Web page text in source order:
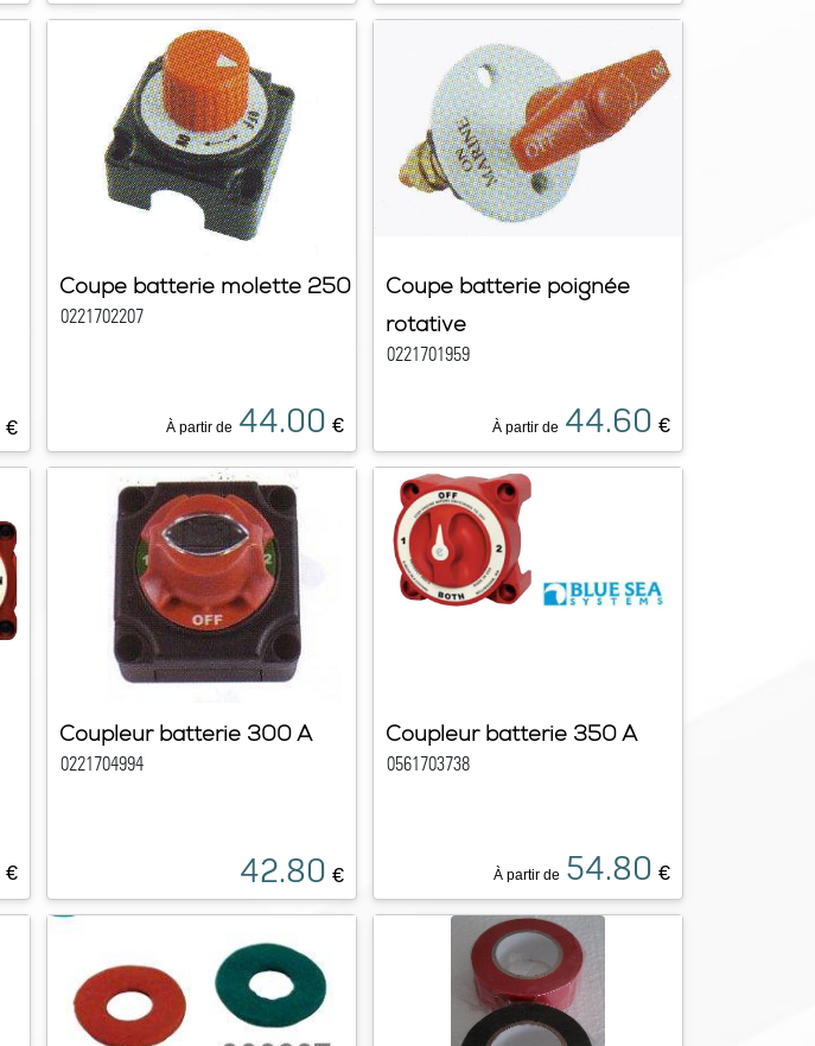
€
Coupe batterie molette 250
0221702207
À partir de 44.00 €
Coupe batterie poignée
rotative
0221701959
À partir de 44.60 €
€
Coupleur batterie 300 A
0221704994
42.80 €
Coupleur batterie 350 A
0561703738
À partir de 54.80 €